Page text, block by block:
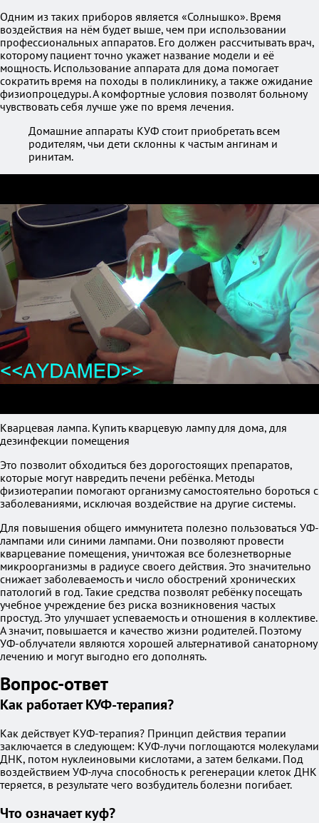
Одним из таких приборов является «Солнышко». Время
воздействия на нём будет выше, чем при использовании
профессиональных аппаратов. Его должен рассчитывать врач,
которому пациент точно укажет название модели и её
мощность. Использование аппарата для дома помогает
сократить время на походы в поликлинику, а также ожидание
физиопроцедуры. А комфортные условия позволят больному
чувствовать себя лучше уже по время лечения.
Домашние аппараты КУФ стоит приобретать всем
родителям, чьи дети склонны к частым ангинам и
ринитам.
Кварцевая лампа. Купить кварцевую лампу для дома, для
дезинфекции помещения
Это позволит обходиться без дорогостоящих препаратов,
которые могут навредить печени ребёнка. Методы
физиотерапии помогают организму самостоятельно бороться с
заболеваниями, исключая воздействие на другие системы.
Для повышения общего иммунитета полезно пользоваться УФ-
лампами или синими лампами. Они позволяют провести
кварцевание помещения, уничтожая все болезнетворные
микроорганизмы в радиусе своего действия. Это значительно
снижает заболеваемость и число обострений хронических
патологий в год. Такие средства позволят ребёнку посещать
учебное учреждение без риска возникновения частых
простуд. Это улучшает успеваемость и отношения в коллективе.
А значит, повышается и качество жизни родителей. Поэтому
УФ-облучатели являются хорошей альтернативой санаторному
лечению и могут выгодно его дополнять.
Вопрос-ответ
Как работает КУФ-терапия?
Как действует КУФ-терапия? Принцип действия терапии
заключается в следующем: КУФ-лучи поглощаются молекулами
ДНК, потом нуклеиновыми кислотами, а затем белками. Под
воздействием УФ-луча способность к регенерации клеток ДНК
теряется, в результате чего возбудитель болезни погибает.
Что означает куф?